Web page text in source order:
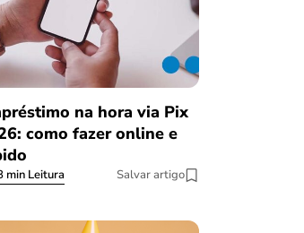
na hora via Pix
como fazer online e
min Leitura Salvar artigo